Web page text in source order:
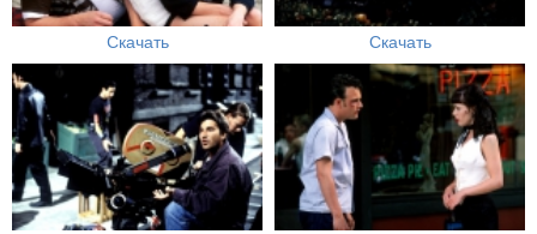
Скачать Скачать